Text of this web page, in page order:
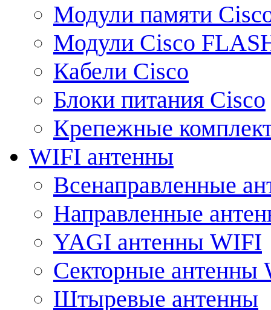
Модули памяти
Модули Cisco
Кабели Cisco
Блоки питания Cisco
Крепежные
WIFI антенны
Всенаправленные
Направленные
YAGI антенны WIFI
Секторные антенны
Штыревые антенны